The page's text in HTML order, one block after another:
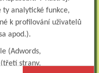
přijme
ty analytické funkce,
k profilování uživatelů
apod.).
(Adwords,
(třetí strany,